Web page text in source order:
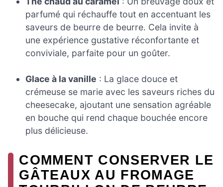
parfumé qui réchauffe tout en accentuant les
saveurs de beurre de beurre. Cela invite à
une expérience gustative réconfortante et
conviviale, parfaite pour un goûter.
Glace à la vanille : La glace douce et
crémeuse se marie avec les saveurs riches du
cheesecake, ajoutant une sensation agréable
en bouche qui rend chaque bouchée encore
plus délicieuse.
COMMENT CONSERVER LE
GÂTEAUX AU FROMAGE